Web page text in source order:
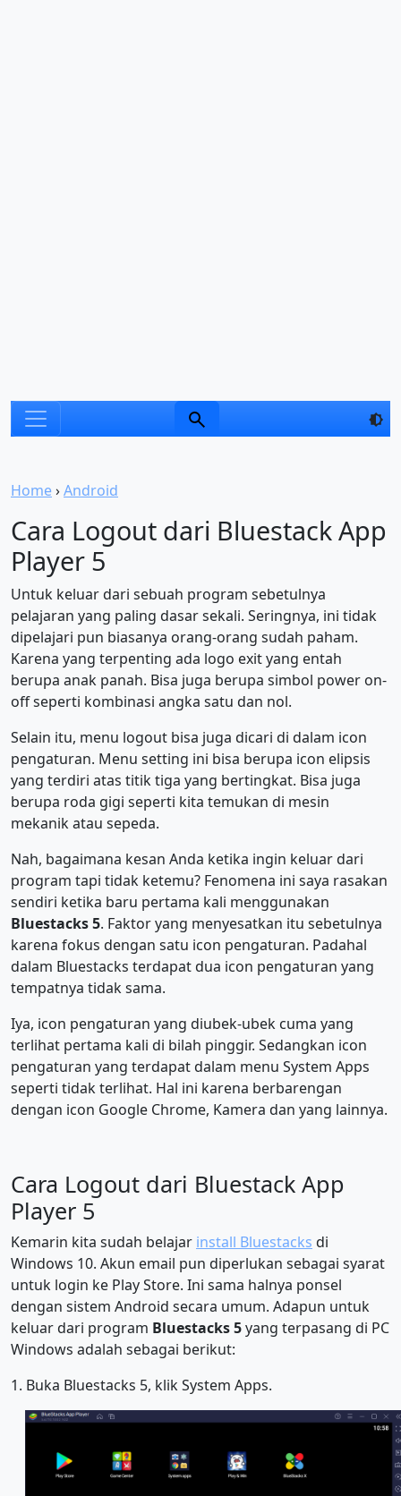
Home›Android
Cara Logout dari Bluestack App
Player 5
Untuk keluar dari sebuah program sebetulnya
pelajaran yang paling dasar sekali. Seringnya, ini tidak
dipelajari pun biasanya orang-orang sudah paham.
Karena yang terpenting ada logo exit yang entah
berupa anak panah. Bisa juga berupa simbol power on-
off seperti kombinasi angka satu dan nol.
Selain itu, menu logout bisa juga dicari di dalam icon
pengaturan. Menu setting ini bisa berupa icon elipsis
yang terdiri atas titik tiga yang bertingkat. Bisa juga
berupa roda gigi seperti kita temukan di mesin
mekanik atau sepeda.
Nah, bagaimana kesan Anda ketika ingin keluar dari
program tapi tidak ketemu? Fenomena ini saya rasakan
sendiri ketika baru pertama kali menggunakan
Bluestacks 5. Faktor yang menyesatkan itu sebetulnya
karena fokus dengan satu icon pengaturan. Padahal
dalam Bluestacks terdapat dua icon pengaturan yang
tempatnya tidak sama.
Iya, icon pengaturan yang diubek-ubek cuma yang
terlihat pertama kali di bilah pinggir. Sedangkan icon
pengaturan yang terdapat dalam menu System Apps
seperti tidak terlihat. Hal ini karena berbarengan
dengan icon Google Chrome, Kamera dan yang lainnya.
Cara Logout dari Bluestack App
Player 5
Kemarin kita sudah belajar install Bluestacks di
Windows 10. Akun email pun diperlukan sebagai syarat
untuk login ke Play Store. Ini sama halnya ponsel
dengan sistem Android secara umum. Adapun untuk
keluar dari program Bluestacks 5yang terpasang di PC
Windows adalah sebagai berikut:
1. Buka Bluestacks 5, klik System Apps.